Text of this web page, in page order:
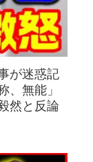
が迷惑記
、無能」
然と反論